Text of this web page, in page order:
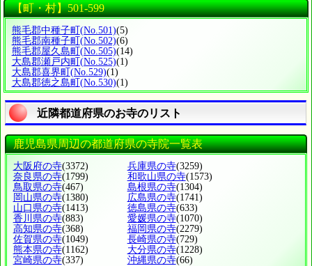
【町・村】501-599
熊毛郡中種子町(No.501)(5)
熊毛郡南種子町(No.502)(6)
熊毛郡屋久島町(No.505)(14)
大島郡瀬戸内町(No.525)(1)
大島郡喜界町(No.529)(1)
大島郡徳之島町(No.530)(1)
近隣都道府県のお寺のリスト
鹿児島県周辺の都道府県の寺院一覧表
大阪府の寺(3372) 兵庫県の寺(3259)
奈良県の寺(1799) 和歌山県の寺(1573)
鳥取県の寺(467) 島根県の寺(1304)
岡山県の寺(1380) 広島県の寺(1741)
山口県の寺(1413) 徳島県の寺(633)
香川県の寺(883) 愛媛県の寺(1070)
高知県の寺(368) 福岡県の寺(2279)
佐賀県の寺(1049) 長崎県の寺(729)
熊本県の寺(1162) 大分県の寺(1228)
宮崎県の寺(337) 沖縄県の寺(66)